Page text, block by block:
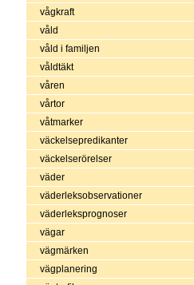
vågkraft
våld
våld i familjen
våldtäkt
våren
vårtor
våtmarker
väckelsepredikanter
väckelserörelser
väder
väderleksobservationer
väderleksprognoser
vägar
vägmärken
vägplanering